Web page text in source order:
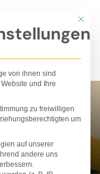
Mit
von ihnen sind
und Ihre
zu freiwilligen
um
auf unserer
andere uns